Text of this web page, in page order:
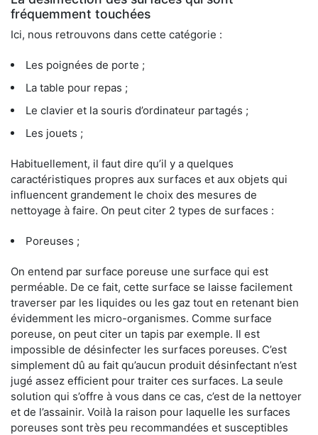
fréquemment touchées
Ici, nous retrouvons dans cette catégorie :
Les poignées de porte ;
La table pour repas ;
Le clavier et la souris d’ordinateur partagés ;
Les jouets ;
Habituellement, il faut dire qu’il y a quelques
caractéristiques propres aux surfaces et aux objets qui
influencent grandement le choix des mesures de
nettoyage à faire. On peut citer 2 types de surfaces :
Poreuses ;
On entend par surface poreuse une surface qui est
perméable. De ce fait, cette surface se laisse facilement
traverser par les liquides ou les gaz tout en retenant bien
évidemment les micro-organismes. Comme surface
poreuse, on peut citer un tapis par exemple. Il est
impossible de désinfecter les surfaces poreuses. C’est
simplement dû au fait qu’aucun produit désinfectant n’est
jugé assez efficient pour traiter ces surfaces. La seule
solution qui s’offre à vous dans ce cas, c’est de la nettoyer
et de l’assainir. Voilà la raison pour laquelle les surfaces
poreuses sont très peu recommandées et susceptibles